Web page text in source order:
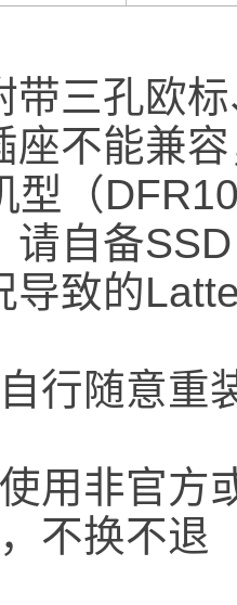
带三孔欧
座不能兼
型（
请自备
导致的
行随意重
用非官方
不换不退